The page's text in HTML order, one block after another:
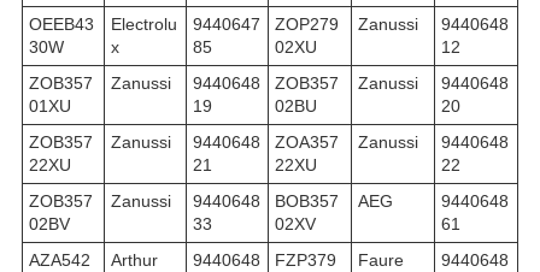
OEEB43
30W
Electrolu
x
9440647
85
ZOP279
02XU
Zanussi
9440648
12
ZOB357
01XU
Zanussi
9440648
19
ZOB357
02BU
Zanussi
9440648
20
ZOB357
22XU
Zanussi
9440648
21
ZOA357
22XU
Zanussi
9440648
22
ZOB357
02BV
Zanussi
9440648
33
BOB357
02XV
AEG
9440648
61
AZA542
Arthur
9440648
FZP379
Faure
9440648